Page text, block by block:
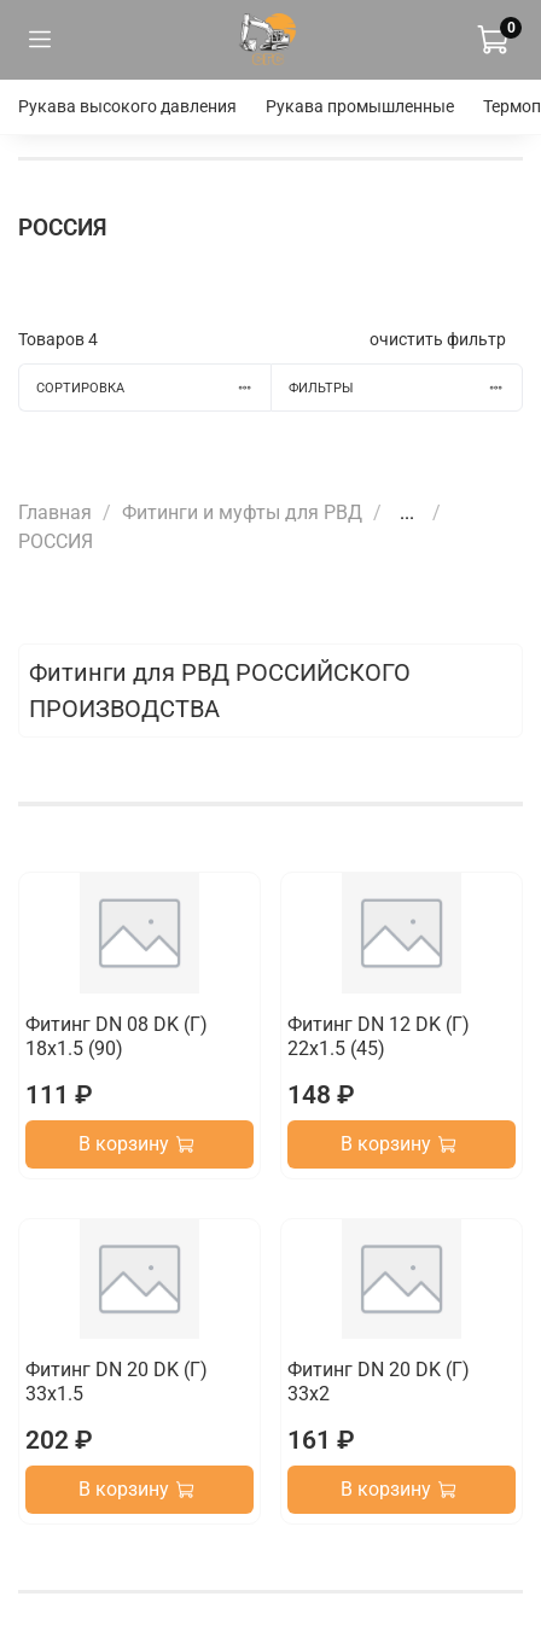
0
Рукава высокого давления Рукава промышленные
РОССИЯ
Товаров4 очистить фильтр
СОРТИРОВКА ФИЛЬТРЫ
Главная Фитинги и муфты для РВД
...
РОССИЯ
Фитинги для РВД РОССИЙСКОГО
ПРОИЗВОДСТВА
Фитинг DN 08 DK (Г)
18x1.5 (90)
111 ₽
В корзину
Фитинг DN 12 DK (Г)
22x1.5 (45)
148 ₽
В корзину
Фитинг DN 20 DK (Г)
33x1.5
202 ₽
В корзину
Фитинг DN 20 DK (Г)
33x2
161 ₽
В корзину